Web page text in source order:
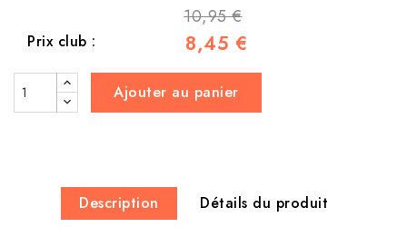
10,95 €
Prix club : 8,45 €
Ajouter au panier
Description Détails du produit